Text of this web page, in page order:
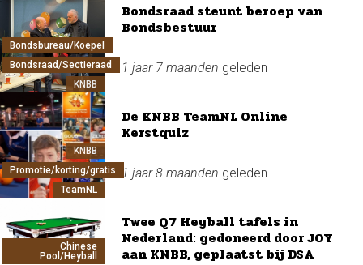
Bondsbureau/Koepel
Bondsraad/Sectieraad
KNBB
Bondsraad steunt beroep van
Bondsbestuur
1 jaar 7 maanden geleden
KNBB
Promotie/korting/gratis
TeamNL
De KNBB TeamNL Online
Kerstquiz
1 jaar 8 maanden geleden
Chinese
Pool/Heyball
Twee Q7 Heyball tafels in
Nederland: gedoneerd door JOY
aan KNBB, geplaatst bij DSA